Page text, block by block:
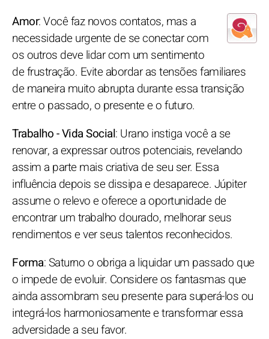
Amor: Você faz novos contatos, mas a
necessidade urgente de se conectar com
os outros deve lidar com um sentimento
de frustração. Evite abordar as tensões familiares
de maneira muito abrupta durante essa transição
entre o passado, o presente e o futuro.
Trabalho - Vida Social: Urano instiga você a se
renovar, a expressar outros potenciais, revelando
assim a parte mais criativa de seu ser. Essa
influência depois se dissipa e desaparece. Júpiter
assume o relevo e oferece a oportunidade de
encontrar um trabalho dourado, melhorar seus
rendimentos e ver seus talentos reconhecidos.
Forma: Saturno o obriga a liquidar um passado que
o impede de evoluir. Considere os fantasmas que
ainda assombram seu presente para superá-los ou
integrá-los harmoniosamente e transformar essa
adversidade a seu favor.